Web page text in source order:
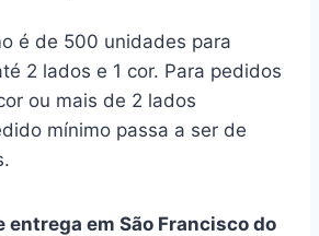
é de 500 unidades para
2 lados e 1 cor. Para pedidos
ou mais de 2 lados
mínimo passa a ser de
entrega em São Francisco do